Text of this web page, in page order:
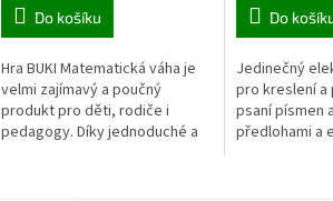
Do košíku
Hra BUKI Matematická váha je
velmi zajímavý a poučný
produkt pro děti, rodiče i
pedagogy. Díky jednoduché a
Do
Jedinečný
pro kreslení
psaní písmen
předlohami a